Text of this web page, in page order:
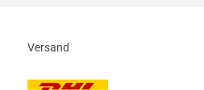
Versand